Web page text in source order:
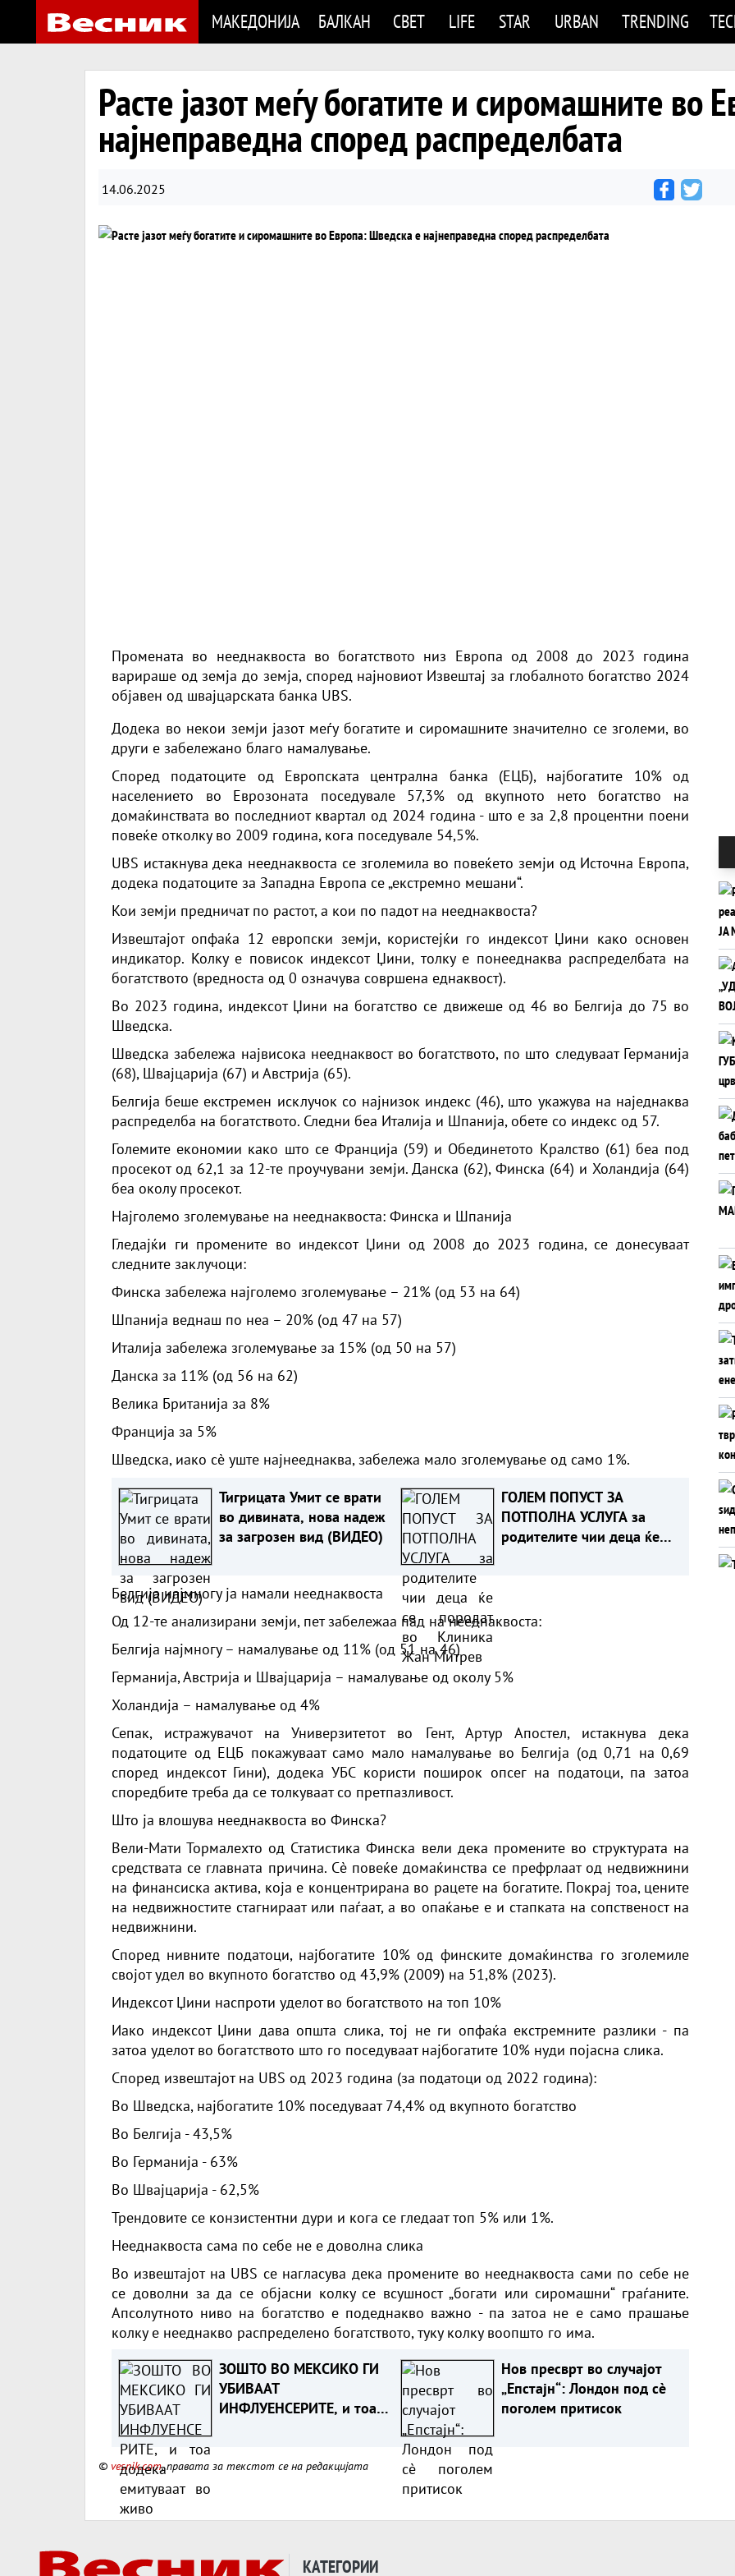
МАКЕДОНИЈА БАЛКАН СВЕТ LIFE STAR URBAN TRENDING
Расте јазот меѓу богатите и сиромашните во
најнеправедна според распределбата
14.06.2025
Промената во нееднаквоста во богатството низ Европа од 2008 до 2023 година
варираше од земја до земја, според најновиот Извештај за глобалното богатство 2024
објавен од швајцарската банка UBS.
Додека во некои земји јазот меѓу богатите и сиромашните значително се зголеми, во
други е забележано благо намалување.
Според податоците од Европската централна банка (ЕЦБ), најбогатите 10% од
населението во Еврозоната поседувале 57,3% од вкупното нето богатство на
домаќинствата во последниот квартал од 2024 година - што е за 2,8 процентни поени
повеќе отколку во 2009 година, кога поседувале 54,5%.
UBS истакнува дека нееднаквоста се зголемила во повеќето земји од Источна Европа,
додека податоците за Западна Европа се „екстремно мешани“.
Кои земји предничат по растот, а кои по падот на нееднаквоста?
Извештајот опфаќа 12 европски земји, користејќи го индексот Џини како основен
индикатор. Колку е повисок индексот Џини, толку е понееднаква распределбата на
богатството (вредноста од 0 означува совршена еднаквост).
Во 2023 година, индексот Џини на богатство се движеше од 46 во Белгија до 75 во
Шведска.
Шведска забележа највисока нееднаквост во богатството, по што следуваат Германија
(68), Швајцарија (67) и Австрија (65).
Белгија беше екстремен исклучок со најнизок индекс (46), што укажува на наједнаква
распределба на богатството. Следни беа Италија и Шпанија, обете со индекс од 57.
Големите економии како што се Франција (59) и Обединетото Кралство (61) беа под
просекот од 62,1 за 12-те проучувани земји. Данска (62), Финска (64) и Холандија (64)
беа околу просекот.
Најголемо зголемување на нееднаквоста: Финска и Шпанија
Гледајќи ги промените во индексот Џини од 2008 до 2023 година, се донесуваат
следните заклучоци:
Финска забележа најголемо зголемување – 21% (од 53 на 64)
Шпанија веднаш по неа – 20% (од 47 на 57)
Италија забележа зголемување за 15% (од 50 на 57)
Данска за 11% (од 56 на 62)
Велика Британија за 8%
Франција за 5%
Шведска, иако сè уште најнееднаква, забележа мало зголемување од само 1%.
Тигрицата Умит се врати
во дивината, нова надеж
за загрозен вид (ВИДЕО)
ГОЛЕМ ПОПУСТ ЗА
ПОТПОЛНА УСЛУГА за
родителите чии деца ќе
Белгија најмногу ја намали нееднаквоста
Од 12-те анализирани земји, пет забележаа пад на нееднаквоста:
Белгија најмногу – намалување од 11% (од 51 на 46)
Германија, Австрија и Швајцарија – намалување од околу 5%
Холандија – намалување од 4%
Сепак, истражувачот на Универзитетот во Гент, Артур Апостел, истакнува дека
податоците од ЕЦБ покажуваат само мало намалување во Белгија (од 0,71 на 0,69
според индексот Гини), додека УБС користи поширок опсег на податоци, па затоа
споредбите треба да се толкуваат со претпазливост.
Што ја влошува нееднаквоста во Финска?
Вели-Мати Тормалехто од Статистика Финска вели дека промените во структурата на
средствата се главната причина. Сè повеќе домаќинства се префрлаат од недвижнини
на финансиска актива, која е концентрирана во рацете на богатите. Покрај тоа, цените
на недвижностите стагнираат или паѓаат, а во опаќање е и стапката на сопственост на
недвижнини.
Според нивните податоци, најбогатите 10% од финските домаќинства го зголемиле
својот удел во вкупното богатство од 43,9% (2009) на 51,8% (2023).
Индексот Џини наспроти уделот во богатството на топ 10%
Иако индексот Џини дава општа слика, тој не ги опфаќа екстремните разлики - па
затоа уделот во богатството што го поседуваат најбогатите 10% нуди појасна слика.
Според извештајот на UBS од 2023 година (за податоци од 2022 година):
Во Шведска, најбогатите 10% поседуваат 74,4% од вкупното богатство
Во Белгија - 43,5%
Во Германија - 63%
Во Швајцарија - 62,5%
Трендовите се конзистентни дури и кога се гледаат топ 5% или 1%.
Нееднаквоста сама по себе не е доволна слика
Во извештајот на UBS се нагласува дека промените во нееднаквоста сами по себе не
се доволни за да се објасни колку се всушност „богати или сиромашни“ граѓаните.
Апсолутното ниво на богатство е подеднакво важно - па затоа не е само прашање
колку е нееднакво распределено богатството, туку колку воопшто го има.
ЗОШТО ВО МЕКСИКО ГИ
УБИВААТ
ИНФЛУЕНСЕРИТЕ, и тоа
Нов пресврт во случајот
„Епстајн“: Лондон под сè
поголем притисок
© vesnik.com, правата за текстот се на редакцијата
КАТЕГОРИИ